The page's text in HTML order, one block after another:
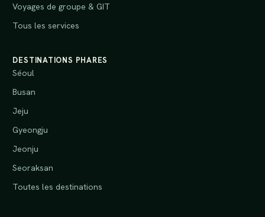
Voyages de groupe & GIT
Tous les services
DESTINATIONS PHARES
Séoul
Busan
Jeju
Gyeongju
Jeonju
Seoraksan
Toutes les destinations